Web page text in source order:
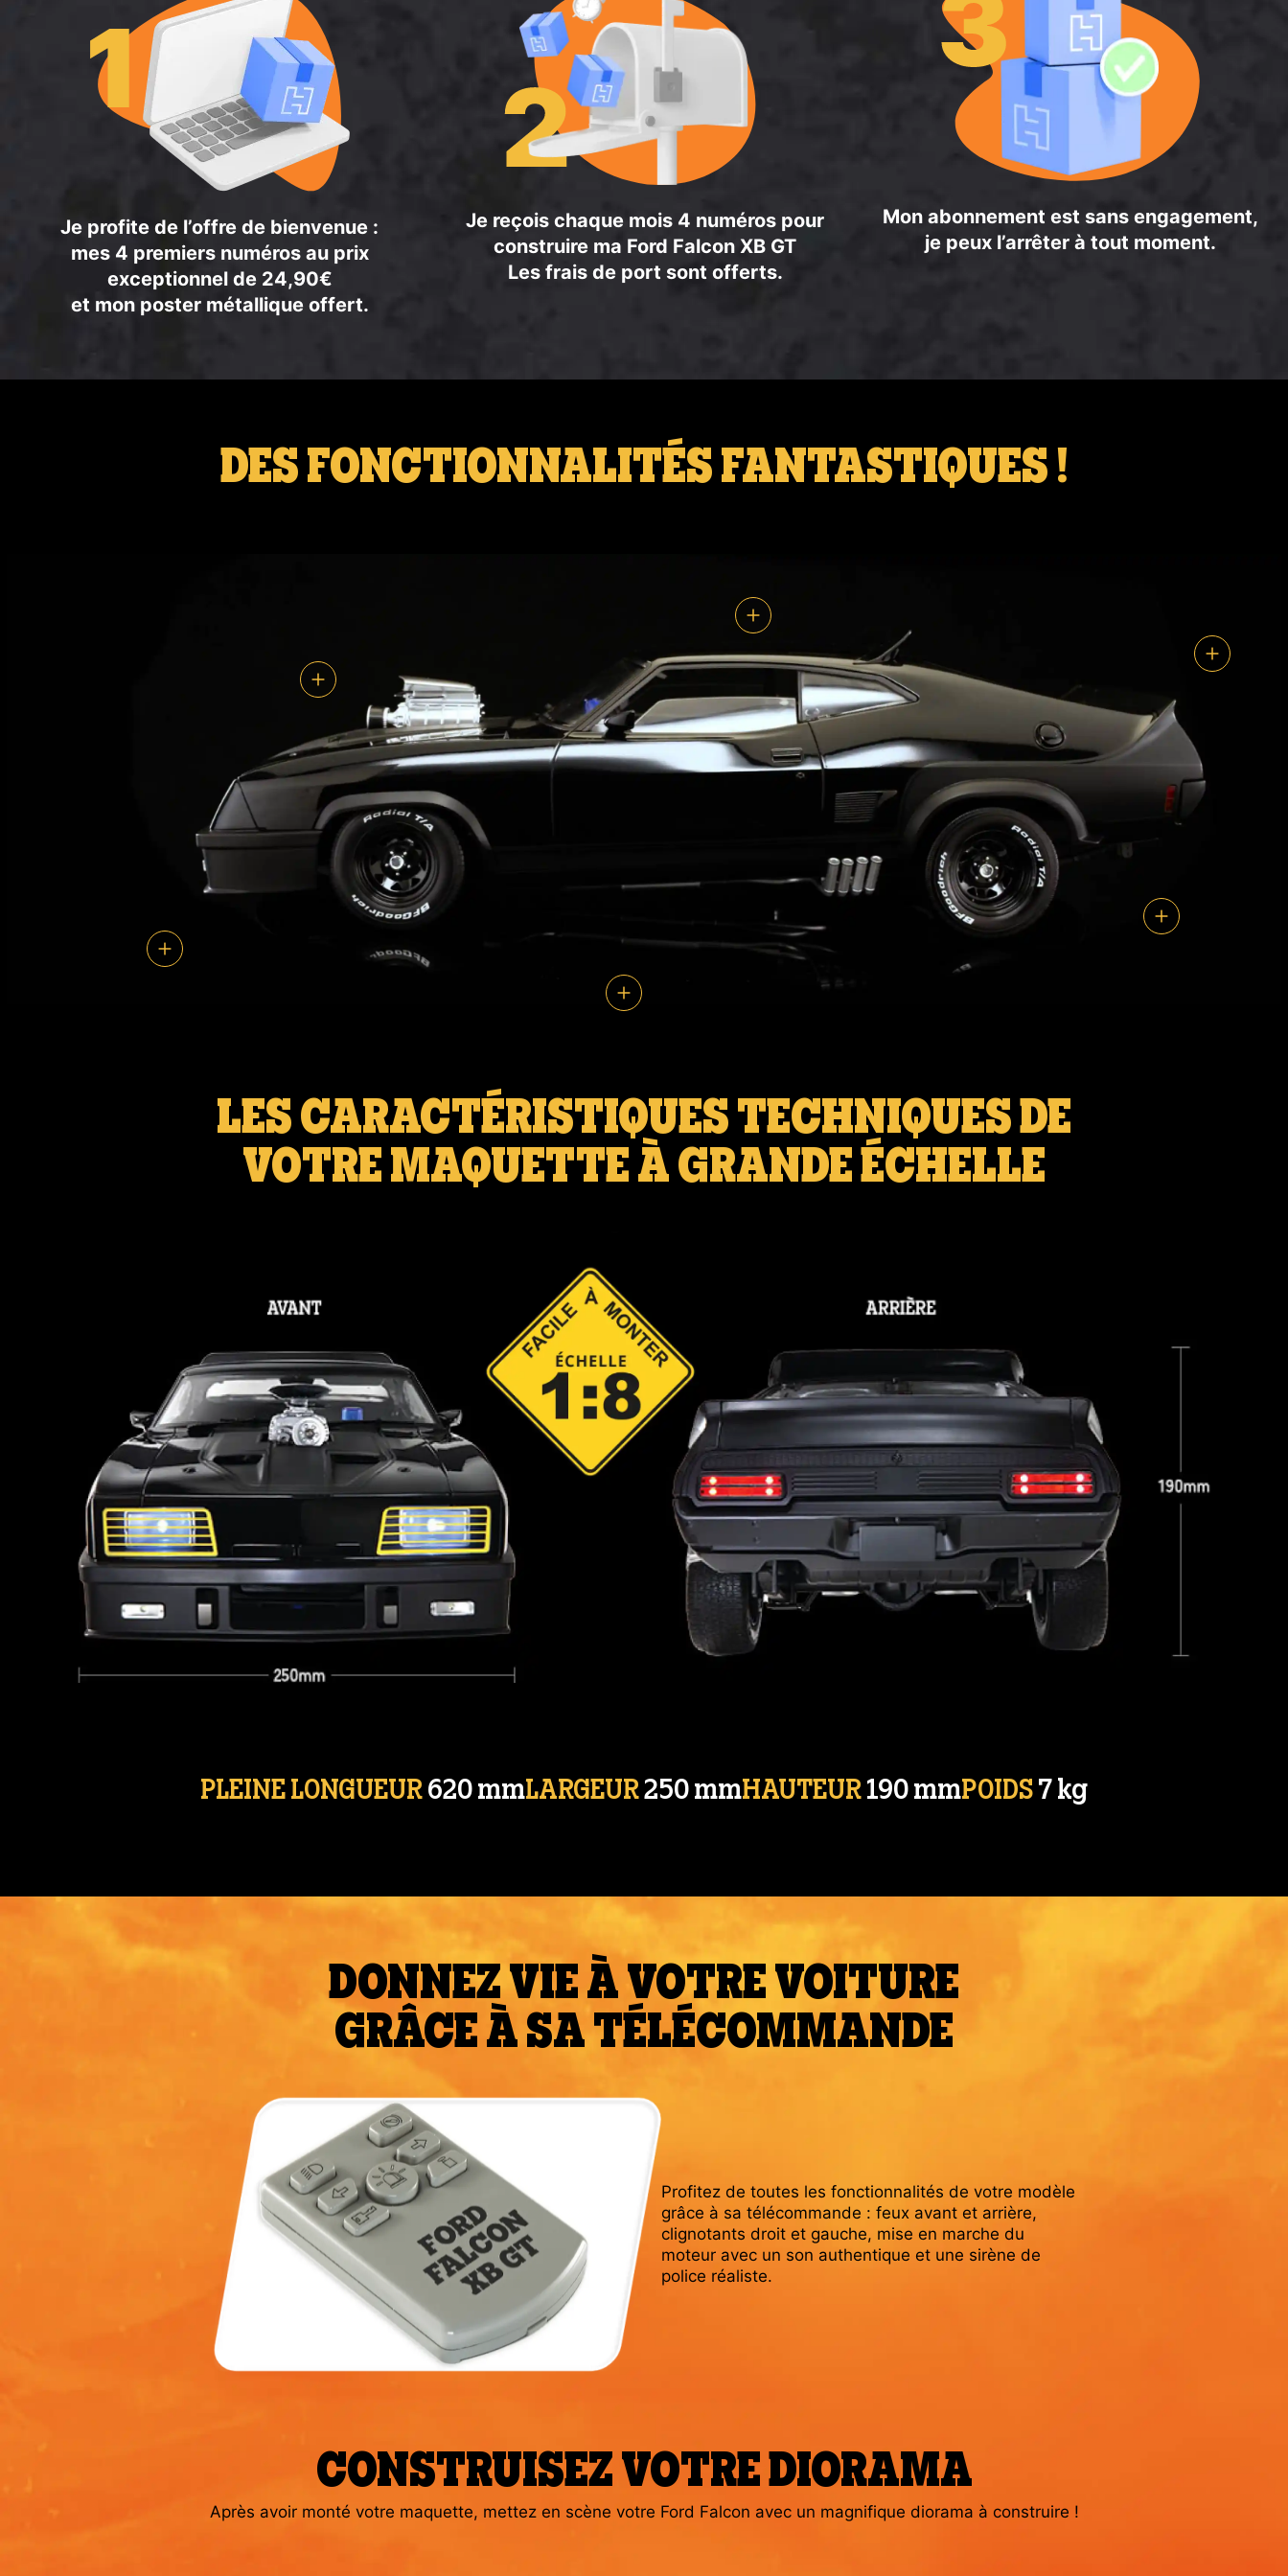
Je profite de l’offre de bienvenue :
mes 4 premiers numéros au prix
exceptionnel de 24,90€
et mon poster métallique offert.
Je reçois chaque mois 4 numéros pour
construire ma Ford Falcon XB GT
Les frais de port sont offerts.
Mon abonnement est sans engagement,
je peux l’arrêter à tout moment.
DES FONCTIONNALITÉS FANTASTIQUES !
LES CARACTÉRISTIQUES TECHNIQUES DE
VOTRE MAQUETTE À GRANDE ÉCHELLE
PLEINE LONGUEUR620 mmLARGEUR250 mmHAUTEUR190 mmPOIDS7 kg
DONNEZ VIE À VOTRE VOITURE
GRÂCE À SA TÉLÉCOMMANDE
Profitez de toutes les fonctionnalités de votre modèle
grâce à sa télécommande : feux avant et arrière,
clignotants droit et gauche, mise en marche du
moteur avec un son authentique et une sirène de
police réaliste.
CONSTRUISEZ VOTRE DIORAMA
Après avoir monté votre maquette, mettez en scène votre Ford Falcon avec un magnifique diorama à construire !